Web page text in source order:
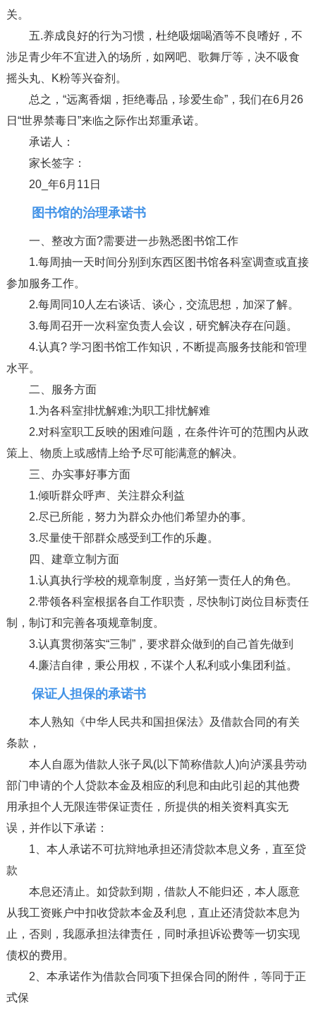
关。
五.养成良好的行为习惯，杜绝吸烟喝酒等不良嗜好，不
涉足青少年不宜进入的场所，如网吧、歌舞厅等，决不吸食
摇头丸、K粉等兴奋剂。
总之，“远离香烟，拒绝毒品，珍爱生命”，我们在6月26
日“世界禁毒日”来临之际作出郑重承诺。
承诺人：
家长签字：
20_年6月11日
图书馆的治理承诺书
一、整改方面?需要进一步熟悉图书馆工作
1.每周抽一天时间分别到东西区图书馆各科室调查或直接
参加服务工作。
2.每周同10人左右谈话、谈心，交流思想，加深了解。
3.每周召开一次科室负责人会议，研究解决存在问题。
4.认真? 学习图书馆工作知识，不断提高服务技能和管理
水平。
二、服务方面
1.为各科室排忧解难;为职工排忧解难
2.对科室职工反映的困难问题，在条件许可的范围内从政
策上、物质上或感情上给予尽可能满意的解决。
三、办实事好事方面
1.倾听群众呼声、关注群众利益
2.尽已所能，努力为群众办他们希望办的事。
3.尽量使干部群众感受到工作的乐趣。
四、建章立制方面
1.认真执行学校的规章制度，当好第一责任人的角色。
2.带领各科室根据各自工作职责，尽快制订岗位目标责任
制，制订和完善各项规章制度。
3.认真贯彻落实“三制”，要求群众做到的自己首先做到
4.廉洁自律，秉公用权，不谋个人私利或小集团利益。
保证人担保的承诺书
本人熟知《中华人民共和国担保法》及借款合同的有关
条款，
本人自愿为借款人张子凤(以下简称借款人)向泸溪县劳动
部门申请的个人贷款本金及相应的利息和由此引起的其他费
用承担个人无限连带保证责任，所提供的相关资料真实无
误，并作以下承诺：
1、本人承诺不可抗辩地承担还清贷款本息义务，直至贷
款
本息还清止。如贷款到期，借款人不能归还，本人愿意
从我工资账户中扣收贷款本金及利息，直止还清贷款本息为
止，否则，我愿承担法律责任，同时承担诉讼费等一切实现
债权的费用。
2、本承诺作为借款合同项下担保合同的附件，等同于正
式保